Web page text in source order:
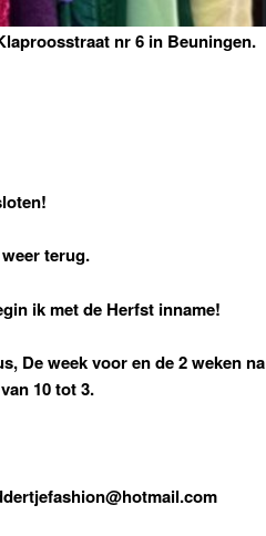
nr 6 in Beuningen.
terug.
ik met de Herfst inname!
De week voor en de 2 weken na
10 tot 3.